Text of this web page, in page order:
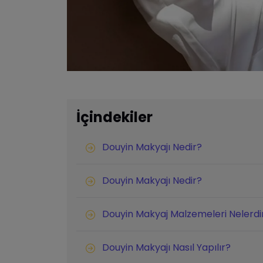
İçindekiler
Douyin Makyajı Nedir?
Douyin Makyajı Nedir?
Douyin Makyaj Malzemeleri
Douyin Makyajı Nasıl Yapılır?